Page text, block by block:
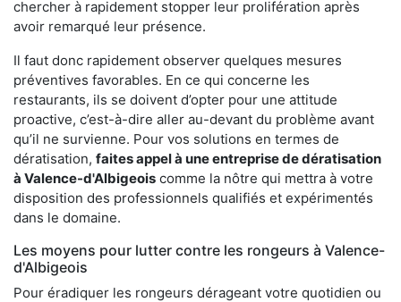
chercher à rapidement stopper leur prolifération après
avoir remarqué leur présence.
Il faut donc rapidement observer quelques mesures
préventives favorables. En ce qui concerne les
restaurants, ils se doivent d’opter pour une attitude
proactive, c’est-à-dire aller au-devant du problème avant
qu’il ne survienne. Pour vos solutions en termes de
dératisation, faites appel à une entreprise de dératisation
à Valence-d'Albigeois comme la nôtre qui mettra à votre
disposition des professionnels qualifiés et expérimentés
dans le domaine.
Les moyens pour lutter contre les rongeurs à Valence-
d'Albigeois
Pour éradiquer les rongeurs dérageant votre quotidien ou